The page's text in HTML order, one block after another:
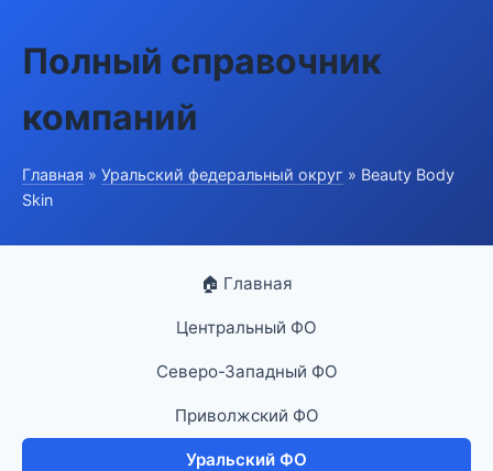
Полный справочник
компаний
Главная » Уральский федеральный округ » Beauty Body
Skin
🏠 Главная
Центральный ФО
Северо-Западный ФО
Приволжский ФО
Уральский ФО